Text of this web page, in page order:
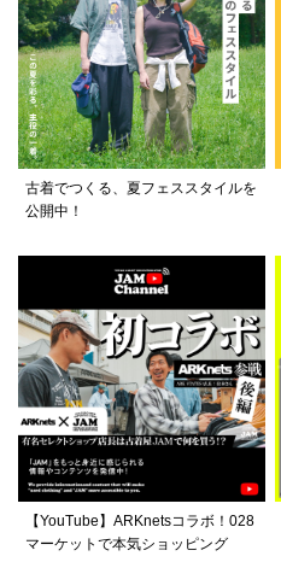
古着でつくる、夏フェススタイルを
公開中！
【YouTube】ARKnetsコラボ！028
マーケットで本気ショッピング